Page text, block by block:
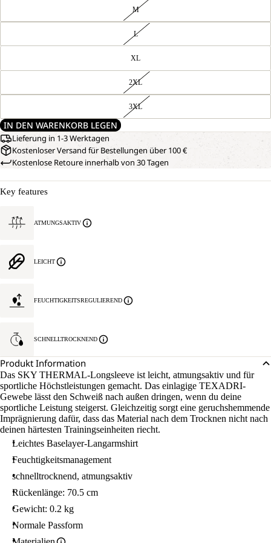
M
L
XL
2XL
3XL
IN DEN WARENKORB LEGEN
Lieferung in 1-3 Werktagen
Kostenloser Versand für Bestellungen über 100 €
Kostenlose Retoure innerhalb von 30 Tagen
Key features
ATMUNGSAKTIV
LEICHT
FEUCHTIGKEITSREGULIEREND
SCHNELLTROCKNEND
Produkt Information
Das SKY THERMAL-Longsleeve ist leicht, atmungsaktiv und für
sportliche Höchstleistungen gemacht. Das einlagige TEXADRI-
Gewebe lässt den Schweiß nach außen dringen, wenn du deine
sportliche Leistung steigerst. Gleichzeitig sorgt eine geruchshemmende
Imprägnierung dafür, dass das Material nach dem Trocknen nicht nach
deinen härtesten Trainingseinheiten riecht.
Leichtes Baselayer-Langarmshirt
Feuchtigkeitsmanagement
schnelltrocknend, atmungsaktiv
Rückenlänge: 70.5 cm
Gewicht: 0.2 kg
Normale Passform